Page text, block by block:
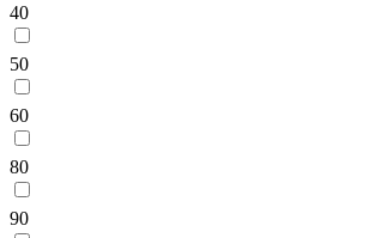
40
50
60
80
90